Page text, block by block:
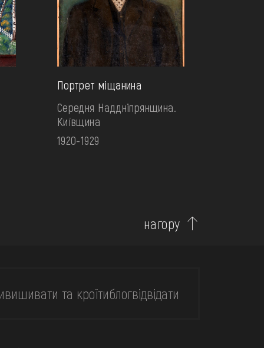
Портрет міщанина
Середня Наддніпрянщина.
Київщина
1920-1929
нагору
вишивати та кроїтиблогвідвідати